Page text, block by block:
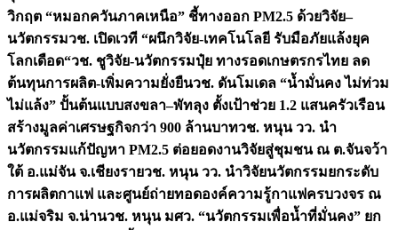
วิกฤต “หมอกควันภาคเหนือ” ชี้ทางออก PM2.5 ด้วยวิจัย–
นวัตกรรมวช. เปิดเวที “ผนึกวิจัย-เทคโนโลยี รับมือภัยแล้งยุค
โลกเดือด“วช. ชูวิจัย-นวัตกรรมปุ๋ย ทางรอดเกษตรกรไทย ลด
ต้นทุนการผลิต-เพิ่มความยั่งยืนวช. ดันโมเดล “น้ำมั่นคง ไม่ท่วม
ไม่แล้ง” ปั้นต้นแบบสงขลา–พัทลุง ตั้งเป้าช่วย 1.2 แสนครัวเรือน
สร้างมูลค่าเศรษฐกิจกว่า 900 ล้านบาทวช. หนุน วว. นำ
นวัตกรรมแก้ปัญหา PM2.5 ต่อยอดงานวิจัยสู่ชุมชน ณ ต.จันจว้า
ใต้ อ.แม่จัน จ.เชียงรายวช. หนุน วว. นำวิจัยนวัตกรรมยกระดับ
การผลิตกาแฟ และศูนย์ถ่ายทอดองค์ความรู้กาแฟครบวงจร ณ
อ.แม่จริม จ.น่านวช. หนุน มศว. “นวัตกรรมเพื่อน้ำที่มั่นคง” ยก